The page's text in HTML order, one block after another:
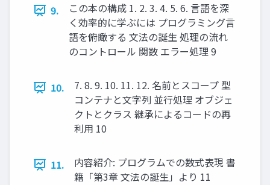
9.
この本の構成 1. 2. 3. 4. 5. 6. 言語を深
く効率的に学ぶには プログラミング言
語を俯瞰する 文法の誕生 処理の流れ
のコントロール 関数 エラー処理 9
10.
7. 8. 9. 10. 11. 12. 名前とスコープ 型
コンテナと文字列 並行処理 オブジェ
クトとクラス 継承によるコードの再
利用 10
11.
内容紹介: プログラムでの数式表現 書
籍「第3章 文法の誕生」より 11